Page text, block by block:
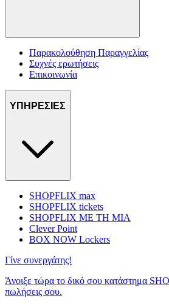
Παρακολούθηση Παραγγελίας
Συχνές ερωτήσεις
Επικοινωνία
ΥΠΗΡΕΣΙΕΣ
SHOPFLIX max
SHOPFLIX tickets
SHOPFLIX ΜΕ ΤΗ ΜΙΑ
Clever Point
BOX NOW Lockers
Γίνε συνεργάτης!
Άνοιξε τώρα το δικό σου κατάστημα
πωλήσεις σου.